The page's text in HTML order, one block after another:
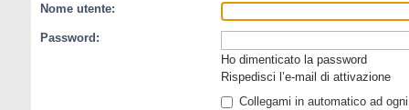
Nome utente:
Password:
Ho dimenticato la password
Rispedisci l’e-mail di attivazione
Collegami in automatico ad